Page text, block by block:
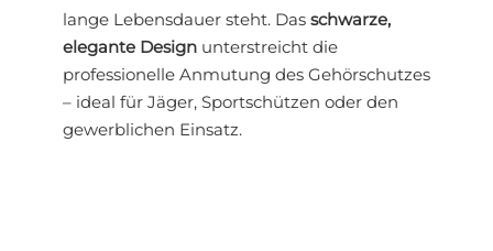
lange Lebensdauer steht. Das schwarze,
elegante Designunterstreicht die
professionelle Anmutung des Gehörschutzes
– ideal für Jäger, Sportschützen oder den
gewerblichen Einsatz.